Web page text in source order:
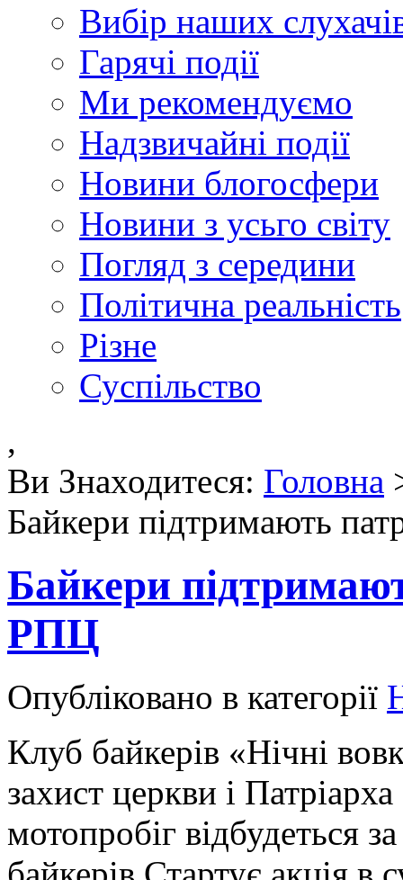
Вибір наших
Гарячі події
Ми рекомендуємо
Надзвичайні події
Новини блогосфери
Новини з усьго світу
Погляд з середини
Політична реальність
Різне
Суспільство
,
Ви Знаходитеся: Головна
Байкери підтримають
Байкери
РПЦ
Опубліковано в категорії
Клуб байкерів «Нічні
захист церкви і
мотопробіг відбудеться